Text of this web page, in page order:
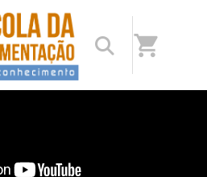
shopping_cart